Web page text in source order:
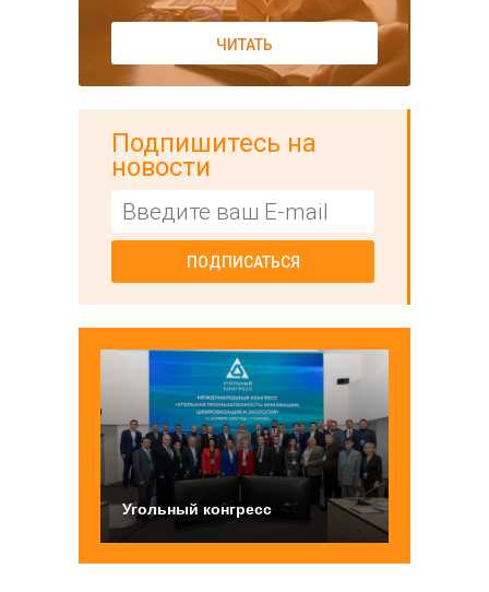
ЧИТАТЬ
Подпишитесь на
новости
ПОДПИСАТЬСЯ
Угольный конгресс